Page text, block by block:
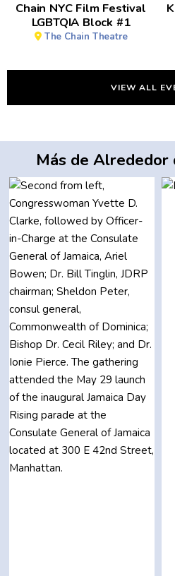
Chain NYC Film Festival
LGBTQIA Block #1
The Chain Theatre
VIEW ALL
Más de Alrededor